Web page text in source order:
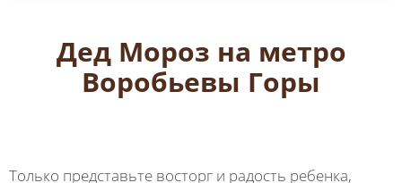
Дед Мороз на метро
Воробьевы Горы
Только представьте восторг и радость ребенка,